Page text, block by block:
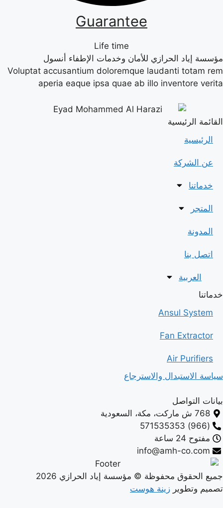
Guarantee
Life time
مؤسسة إياد الحرازي للأمان وخدمات الإطفاء أنسول
Voluptat accusantium doloremque laudanti totam rem
aperia eaque ipsa quae ab illo inventore verita
القائمة الرئيسية
الرئيسية
عن الشركة
خدماتنا
المتجر
المدونة
اتصل بنا
العربية
خدماتنا
Ansul System
Fan Extractor
Air Purifiers
سياسة الاستبدال والاسترجاع
بيانات التواصل
768 ش ماركت، مكة، السعودية
(966) 571535353
مفتوح 24 ساعة
info@amh-co.com
جميع الحقوق محفوظة © مؤسسة إياد الحرازي 2026
تصميم وتطوير زينة هوست